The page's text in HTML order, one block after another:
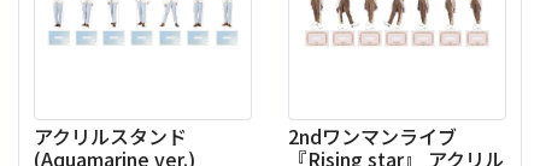
アクリルスタンド
(Aquamarine ver.)
2ndワンマンライブ
『Rising star』 アクリル